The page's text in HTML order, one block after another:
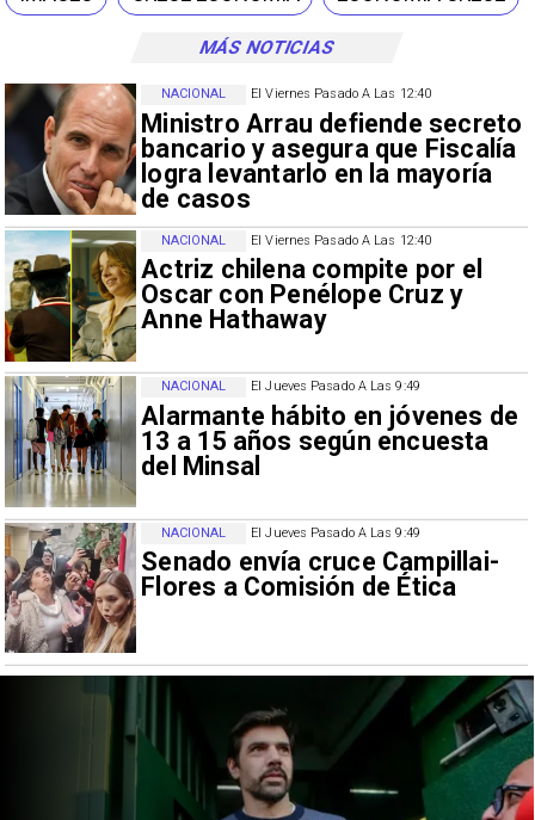
MÁS NOTICIAS
El Viernes Pasado A Las 12:40
Ministro Arrau defiende secreto
bancario y asegura que Fiscalía
logra levantarlo en la mayoría
de casos
NACIONAL
El Viernes Pasado A Las 12:40
Actriz chilena compite por el
Oscar con Penélope Cruz y
Anne Hathaway
NACIONAL
El Jueves Pasado A Las 9:49
Alarmante hábito en jóvenes de
13 a 15 años según encuesta
del Minsal
NACIONAL
El Jueves Pasado A Las 9:49
Senado envía cruce Campillai-
Flores a Comisión de Ética
NACIONAL